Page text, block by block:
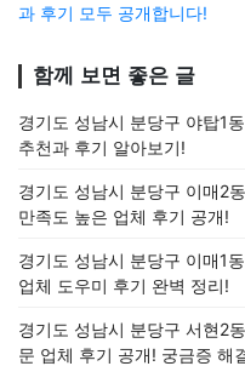
과 후기 모두 공개합니다!
함께 보면 좋은 글
경기도 성남시 분당구 야탑1
추천과 후기 알아보기!
경기도 성남시 분당구 이매2
만족도 높은 업체 후기 공개!
경기도 성남시 분당구 이매1
업체 도우미 후기 완벽 정리!
경기도 성남시 분당구 서현2
문 업체 후기 공개! 궁금증 해